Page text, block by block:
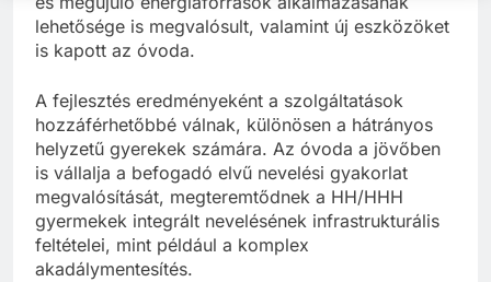
lehetősége is megvalósult, valamint új eszközöket
is kapott az óvoda.
A fejlesztés eredményeként a szolgáltatások
hozzáférhetőbbé válnak, különösen a hátrányos
helyzetű gyerekek számára. Az óvoda a jövőben
is vállalja a befogadó elvű nevelési gyakorlat
megvalósítását, megteremtődnek a HH/HHH
gyermekek integrált nevelésének infrastrukturális
feltételei, mint például a komplex
akadálymentesítés.